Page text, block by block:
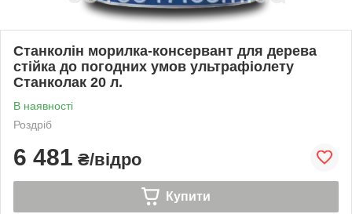
Станколін морилка-консервант для дерева
стійка до погодних умов ультрафіолету
Станколак 20 л.
В наявності
Роздріб
6 481 ₴/відро
Купити